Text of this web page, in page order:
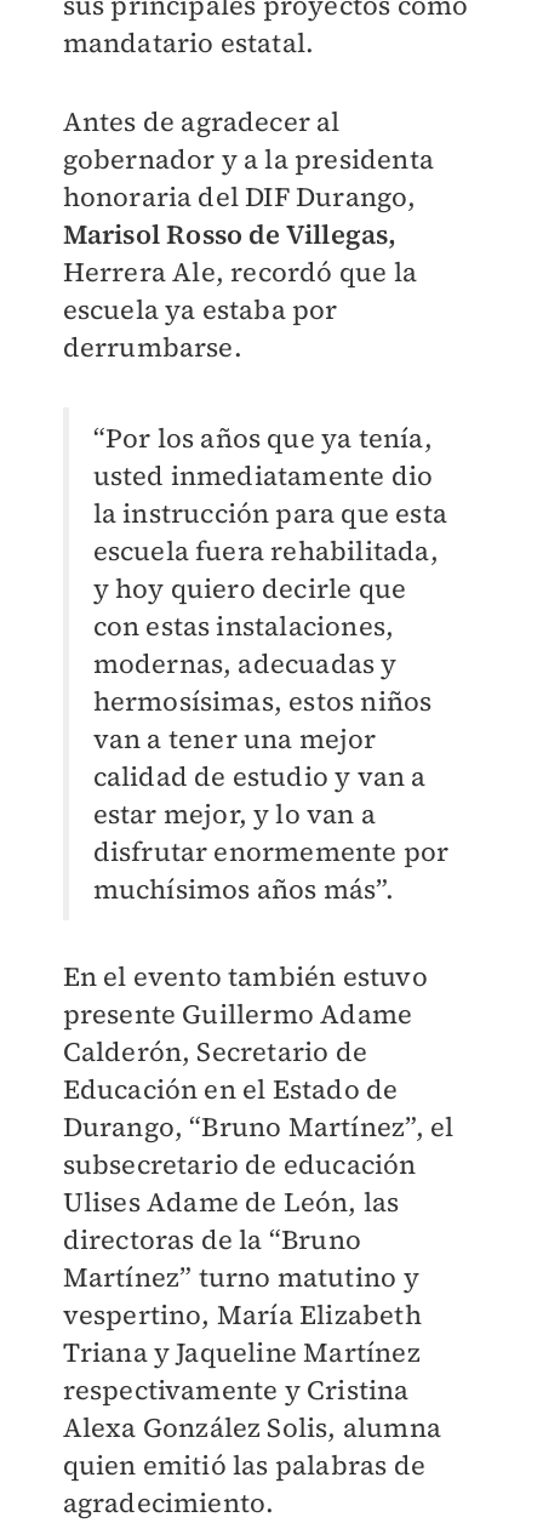
mandatario estatal.
Antes de agradecer al
gobernador y a la presidenta
honoraria del DIF Durango,
Marisol Rosso de Villegas,
Herrera Ale, recordó que la
escuela ya estaba por
derrumbarse.
“Por los años que ya tenía,
usted inmediatamente dio
la instrucción para que esta
escuela fuera rehabilitada,
y hoy quiero decirle que
con estas instalaciones,
modernas, adecuadas y
hermosísimas, estos niños
van a tener una mejor
calidad de estudio y van a
estar mejor, y lo van a
disfrutar enormemente por
muchísimos años más”.
En el evento también estuvo
presente Guillermo Adame
Calderón, Secretario de
Educación en el Estado de
Durango, “Bruno Martínez”, el
subsecretario de educación
Ulises Adame de León, las
directoras de la “Bruno
Martínez” turno matutino y
vespertino, María Elizabeth
Triana y Jaqueline Martínez
respectivamente y Cristina
Alexa González Solis, alumna
quien emitió las palabras de
agradecimiento.